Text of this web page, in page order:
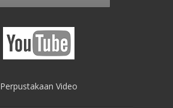
Perpustakaan Video